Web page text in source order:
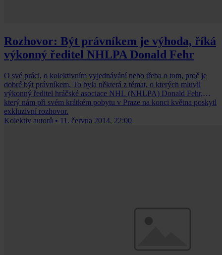
Rozhovor: Být právníkem je výhoda, říká
výkonný ředitel NHLPA Donald Fehr
O své práci, o kolektivním vyjednávání nebo třeba o tom, proč je
dobré být právníkem. To byla některá z témat, o kterých mluvil
výkonný ředitel hráčské asociace NHL (NHLPA) Donald Fehr,
který nám při svém krátkém pobytu v Praze na konci května poskytl
exkluzivní rozhovor.
Kolektiv autorů • 11. června 2014, 22:00